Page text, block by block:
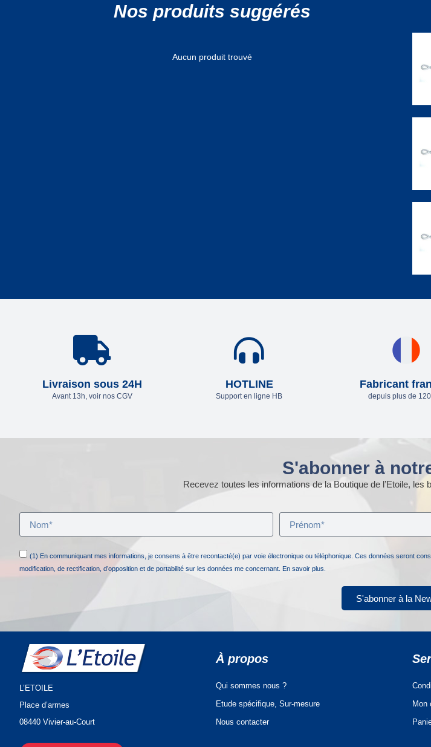
Nos produits suggérés
Aucun produit trouvé
Livraison sous 24H
Avant 13h, voir nos CGV
HOTLINE
Support en ligne HB
Fabricant
depuis plus de
S'abonner à
Recevez toutes les informations de la Boutique de l’Etoile,
(1) En communiquant mes informations, je consens à être recontacté(e) par voie électronique ou téléphonique. Ces données seront
modification, de rectification, d’opposition et de portabilité sur les données me concernant. En savoir plus.
S'abonner à la
L’ETOILE
Place d’armes
08440 Vivier-au-Court
À propos
Qui sommes nous ?
Etude spécifique, Sur-mesure
Nous contacter
Mon